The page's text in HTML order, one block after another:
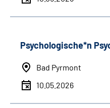
Psychologische*n
Bad Pyrmont
10.05.2026